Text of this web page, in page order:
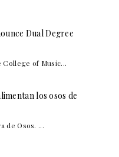
Dual Degree
College of Music...
los osos de
de Osos. ...